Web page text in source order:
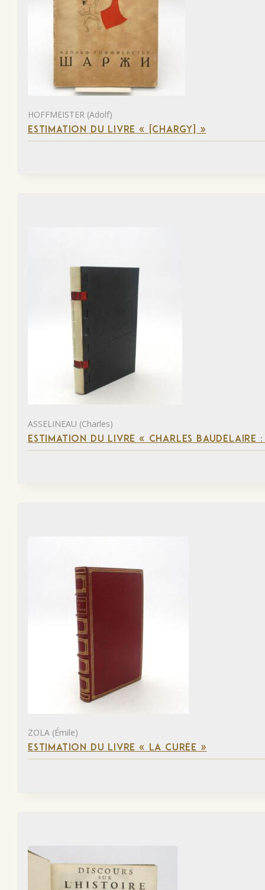
HOFFMEISTER (Adolf)
ESTIMATION DU LIVRE « [CHARGY] »
ASSELINEAU (Charles)
ESTIMATION DU LIVRE « CHARLES BAUDELAIRE
ZOLA (Émile)
ESTIMATION DU LIVRE « LA CURÉE »